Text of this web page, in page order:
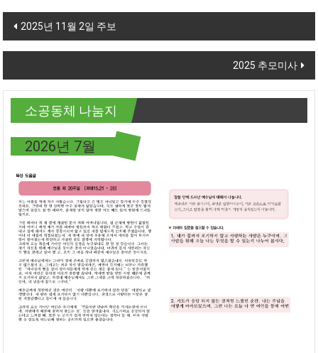
Post navigation
2025년 11월 2일 주보
2025 추모미사
소공동체 나눔지
2026년 7월